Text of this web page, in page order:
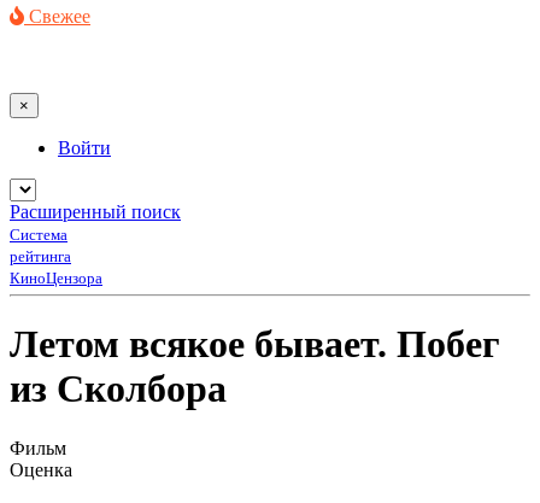
Свежее
×
Войти
Расширенный поиск
Система
рейтинга
КиноЦензора
Летом всякое бывает. Побег
из Сколбора
Фильм
Оценка